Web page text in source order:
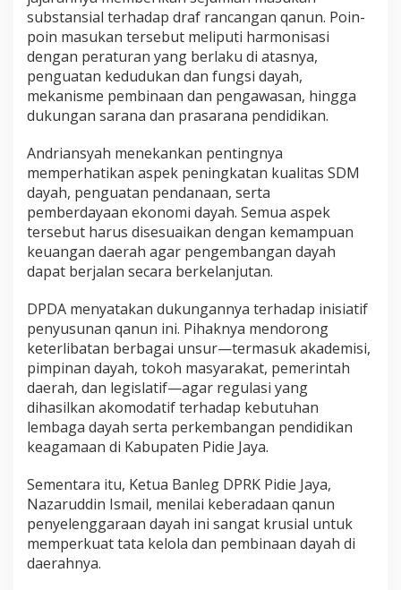
substansial terhadap draf rancangan qanun. Poin-
poin masukan tersebut meliputi harmonisasi
dengan peraturan yang berlaku di atasnya,
penguatan kedudukan dan fungsi dayah,
mekanisme pembinaan dan pengawasan, hingga
dukungan sarana dan prasarana pendidikan.
Andriansyah menekankan pentingnya
memperhatikan aspek peningkatan kualitas SDM
dayah, penguatan pendanaan, serta
pemberdayaan ekonomi dayah. Semua aspek
tersebut harus disesuaikan dengan kemampuan
keuangan daerah agar pengembangan dayah
dapat berjalan secara berkelanjutan.
DPDA menyatakan dukungannya terhadap inisiatif
penyusunan qanun ini. Pihaknya mendorong
keterlibatan berbagai unsur—termasuk akademisi,
pimpinan dayah, tokoh masyarakat, pemerintah
daerah, dan legislatif—agar regulasi yang
dihasilkan akomodatif terhadap kebutuhan
lembaga dayah serta perkembangan pendidikan
keagamaan di Kabupaten Pidie Jaya.
Sementara itu, Ketua Banleg DPRK Pidie Jaya,
Nazaruddin Ismail, menilai keberadaan qanun
penyelenggaraan dayah ini sangat krusial untuk
memperkuat tata kelola dan pembinaan dayah di
daerahnya.